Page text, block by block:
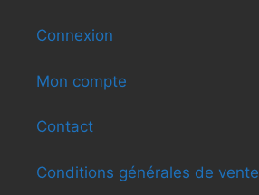
Connexion
Mon compte
Contact
Conditions générales de vente